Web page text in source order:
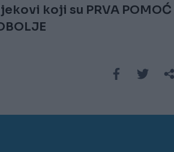
koji su PRVA POMOĆ